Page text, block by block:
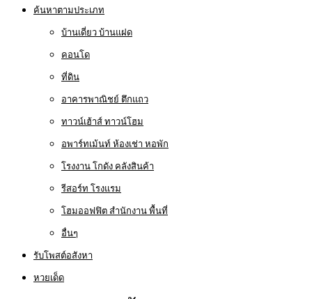
ค้นหาตามประเภท
บ้านเดี่ยว บ้านแฝด
คอนโด
ที่ดิน
อาคารพาณิชย์ ตึกแถว
ทาวน์เฮ้าส์ ทาวน์โฮม
อพาร์ทเม้นท์ ห้องเช่า หอพัก
โรงงาน โกดัง คลังสินค้า
รีสอร์ท โรงแรม
โฮมออฟฟิต สำนักงาน พื้นที่
อื่นๆ
รับโพสต์อสังหา
หวยเด็ด